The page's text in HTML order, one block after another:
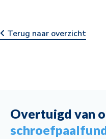
Terug naar overzicht
Overtuigd van